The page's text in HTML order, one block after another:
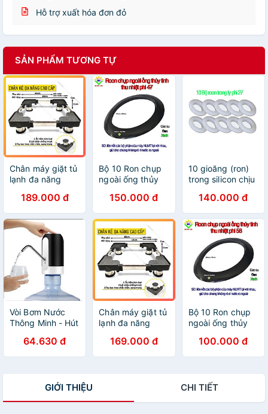
Hỗ trợ xuất hóa đơn đỏ
SẢN PHẨM TƯƠNG TỰ
Chân máy giặt tủ
lạnh đa năng
may rửa bát
chống rung
chống ồn trụ bọc
inox sang trọng
189.000 đ
Bộ 10 Ron chụp
ngoài ống thủy
cho máy nước
nóng năng lượng
mặt trời
150.000 đ
10 gioăng (ron)
trong silicon chịu
cho máy nước
nóng năng lượng
mặt trời
140.000 đ
Vòi Bơm Nước
Thông Minh - Hút
Từ Bình Nước
Lọc - Sử Dụng
64.630 đ
Chân máy giặt tủ
lạnh đa năng
may rửa bát
chống rung
169.000 đ
Bộ 10 Ron chụp
ngoài ống thủy
cho máy nước
nóng năng lượng
100.000 đ
GIỚI THIỆU CHI TIẾT